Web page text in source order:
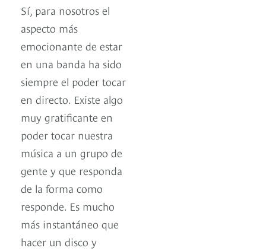
Sí, para nosotros el
aspecto más
emocionante de estar
en una banda ha sido
siempre el poder tocar
en directo. Existe algo
muy gratificante en
poder tocar nuestra
música a un grupo de
gente y que responda
de la forma como
responde. Es mucho
más instantáneo que
hacer un disco y